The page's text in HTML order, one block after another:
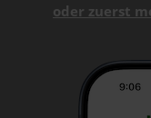
oder zuerst